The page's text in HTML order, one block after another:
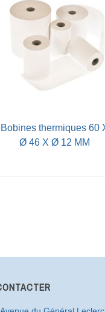
Vue rapide
bobines thermiques 60 X
Ø 46 X Ø 12 MM